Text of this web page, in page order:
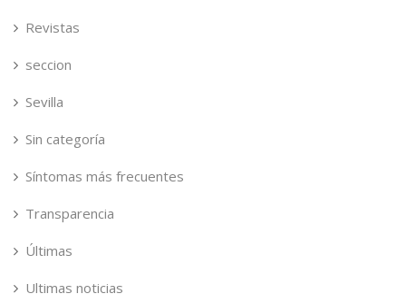
Revistas
seccion
Sevilla
Sin categoría
Síntomas más frecuentes
Transparencia
Últimas
Ultimas noticias